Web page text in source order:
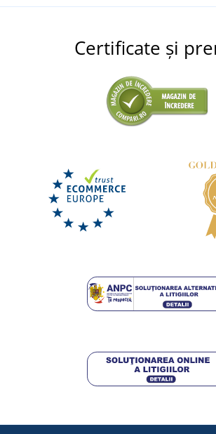
Pantofi PRESTIGE
392,25 lei
Certificate și